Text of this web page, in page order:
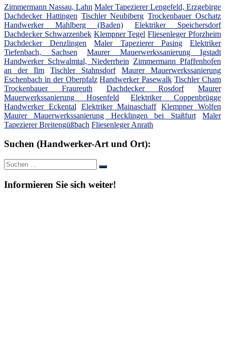
Zimmermann Nassau, Lahn Maler Tapezierer Lengefeld, Erzgebirge
Dachdecker Hattingen Tischler Neubiberg Trockenbauer Oschatz
Handwerker Mahlberg (Baden)
Elektriker Speichersdorf
Dachdecker Schwarzenbek Klempner Tegel Fliesenleger Pforzheim
Dachdecker Denzlingen
Maler Tapezierer Pasing
Elektriker
Tiefenbach, Sachsen
Maurer Mauerwerkssanierung Igstadt
Handwerker Schwalmtal, Niederrhein Zimmermann Pfaffenhofen
an der Ilm
Tischler Stahnsdorf
Maurer Mauerwerkssanierung
Eschenbach in der Oberpfalz Handwerker Pasewalk Tischler Cham
Trockenbauer Fraureuth
Dachdecker Rosdorf
Maurer
Mauerwerkssanierung Hosenfeld
Elektriker Coppenbrügge
Handwerker Eckental
Elektriker Mainaschaff Klempner Wolfen
Maurer Mauerwerkssanierung Hecklingen bei Staßfurt
Maler
Tapezierer Breitengüßbach Fliesenleger Anrath
Suchen (Handwerker-Art und Ort):
Suche
nach:
Suchen
Informieren Sie sich weiter!